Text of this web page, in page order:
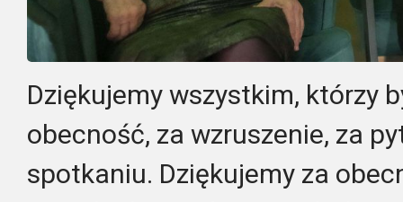
Dziękujemy wszystkim, którzy
obecność, za wzruszenie, za
spotkaniu. Dziękujemy za